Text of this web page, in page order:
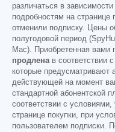
различаться в
подробностям на странице
отменили подписку. Цены
полугодовой период
Mac). Приобретенная вами
продленав соответствии
которые предусматривают
действующей на момент
стандартной абонентской
соответствии с
странице покупки, при
пользователем подписки.